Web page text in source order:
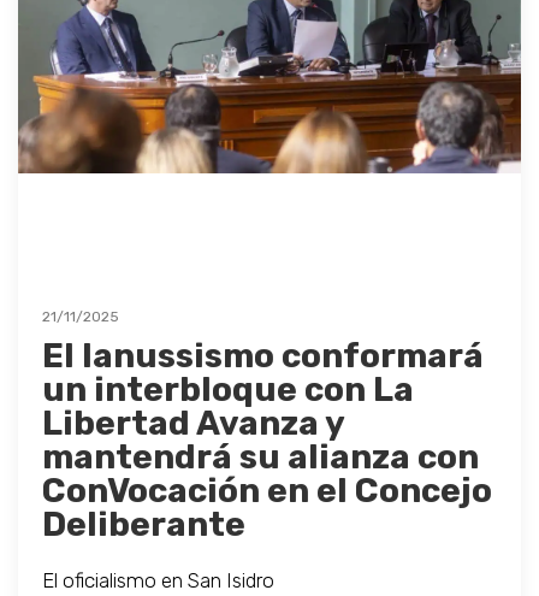
21/11/2025
El lanussismo conformará
un interbloque con La
Libertad Avanza y
mantendrá su alianza con
ConVocación en el Concejo
Deliberante
El oficialismo en San Isidro